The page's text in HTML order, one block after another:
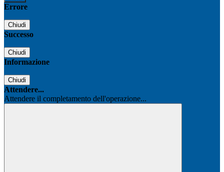
Errore
Chiudi
Successo
Chiudi
Informazione
Chiudi
Attendere...
Attendere il completamento dell'operazione...